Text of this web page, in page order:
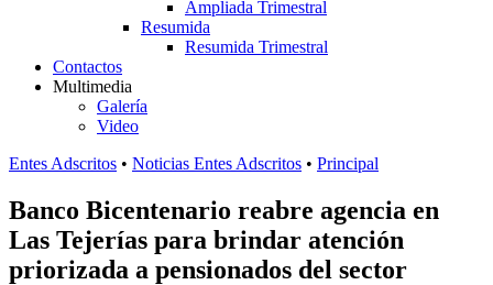
Ampliada Trimestral
Resumida
Resumida Trimestral
Contactos
Multimedia
Galería
Video
Entes Adscritos • Noticias Entes Adscritos • Principal
Banco Bicentenario reabre agencia en
Las Tejerías para brindar atención
priorizada a pensionados del sector